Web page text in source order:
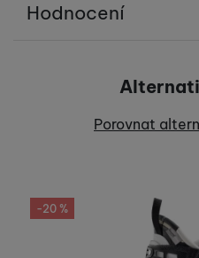
Hodnocení
RecenzePorovnat
-20 %